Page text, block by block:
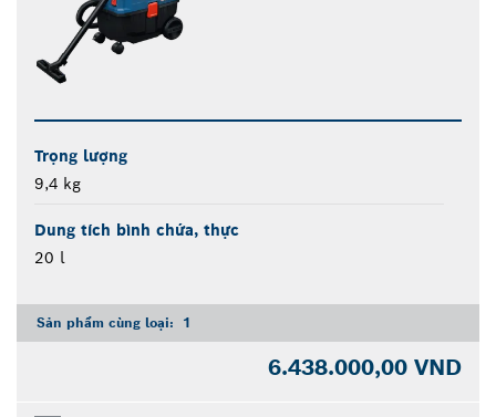
Trọng lượng
9,4 kg
Dung tích bình chứa, thực
20 l
Sản phẩm cùng loại: 1
6.438.000,00 VND